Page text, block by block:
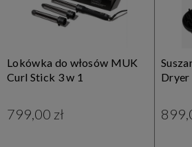
Lokówka do włosów MUK
Curl Stick 3 w 1
799,00 zł
Dryer